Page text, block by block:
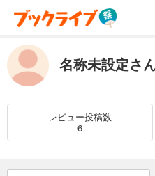
名称未設定さ
レビュー投稿数
6